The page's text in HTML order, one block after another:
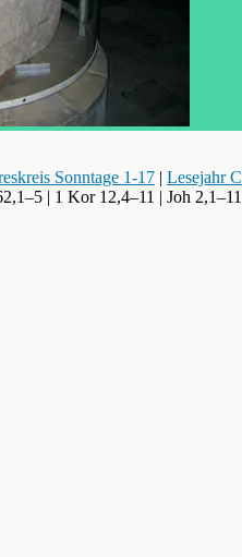
Sonntage 1-17 | Lesejahr C
| 1 Kor 12,4–11 | Joh 2,1–11